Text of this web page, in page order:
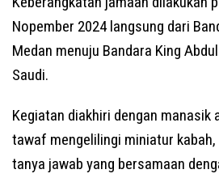
Nopember 2024 langsung dari
Medan menuju Bandara King
Saudi.
Kegiatan diakhiri dengan manasik
tawaf mengelilingi miniatur
tanya jawab yang bersamaan